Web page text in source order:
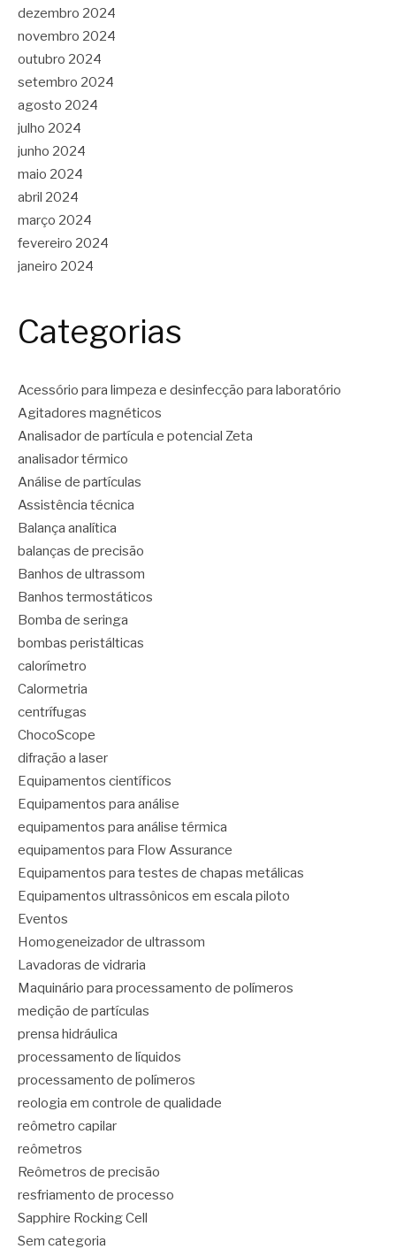
dezembro 2024
novembro 2024
outubro 2024
setembro 2024
agosto 2024
julho 2024
junho 2024
maio 2024
abril 2024
março 2024
fevereiro 2024
janeiro 2024
Categorias
Acessório para limpeza e desinfecção para laboratório
Agitadores magnéticos
Analisador de partícula e potencial Zeta
analisador térmico
Análise de partículas
Assistência técnica
Balança analítica
balanças de precisão
Banhos de ultrassom
Banhos termostáticos
Bomba de seringa
bombas peristálticas
calorímetro
Calormetria
centrífugas
ChocoScope
difração a laser
Equipamentos científicos
Equipamentos para análise
equipamentos para análise térmica
equipamentos para Flow Assurance
Equipamentos para testes de chapas metálicas
Equipamentos ultrassônicos em escala piloto
Eventos
Homogeneizador de ultrassom
Lavadoras de vidraria
Maquinário para processamento de polímeros
medição de partículas
prensa hidráulica
processamento de líquidos
processamento de polímeros
reologia em controle de qualidade
reômetro capilar
reômetros
Reômetros de precisão
resfriamento de processo
Sapphire Rocking Cell
Sem categoria